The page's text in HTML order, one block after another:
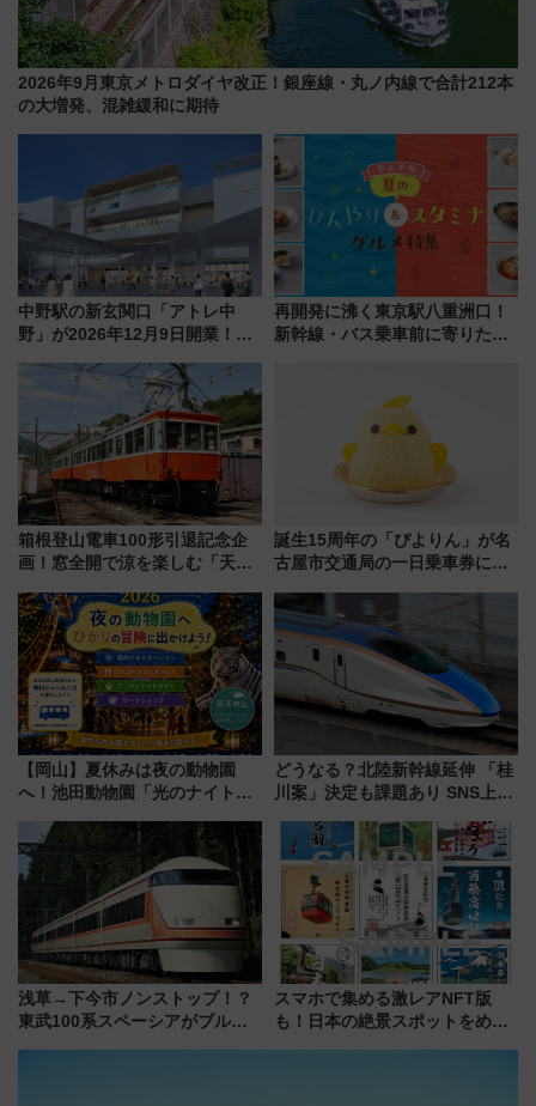
2026年9月東京メトロダイヤ改正！銀座線・丸ノ内線で合計212本
の大増発、混雑緩和に期待
中野駅の新玄関口「アトレ中
野」が2026年12月9日開業！新
注目スポット
再開発に沸く東京駅八重洲口！
新幹線・バス乗車前に寄りたい
箱根登山電車100形引退記念企
画！窓全開で涼を楽しむ「天然
発売
誕生15周年の「ぴよりん」が名
古屋市交通局の一日乗車券に！
定1万5000枚】
【岡山】夏休みは夜の動物園
へ！池田動物園「光のナイトズ
な夜
どうなる？北陸新幹線延伸 「桂
川案」決定も課題あり SNS上の
浅草→下今市ノンストップ！？
東武100系スペーシアがブルー
スマホで集める激レアNFT版
も！日本の絶景スポットをめぐ